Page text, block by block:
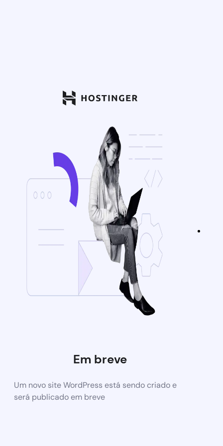
Em breve
Um novo site WordPress está sendo criado e
será publicado em breve